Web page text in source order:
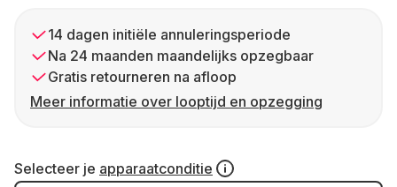
14 dagen initiële annuleringsperiode
Na 24 maanden maandelijks opzegbaar
Gratis retourneren na afloop
Meer informatie over looptijd en opzegging
Selecteer je apparaatconditie